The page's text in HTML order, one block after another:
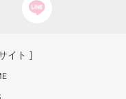
イト ]